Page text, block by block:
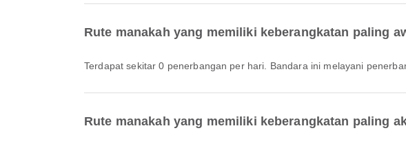
Rute manakah yang memiliki keberangkatan paling
Terdapat sekitar 0 penerbangan per hari. Bandara ini melayani
Rute manakah yang memiliki keberangkatan paling